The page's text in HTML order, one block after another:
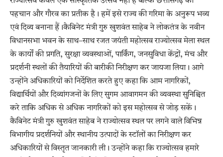
पहचान और गौरव का प्रतीक है। हमें इसे राज्य की गरिमा के अनुरूप भव्य
एवं दिव्य बनाना हैं।कैबिनेट मंत्री गुरु खुशवंत साहेब ने लोकतंत्र के नवीन
विधानसभा भवन के साथ–साथ रजत जयंती महोत्सव राज्योत्सव मेला स्थल
के कार्यों की प्रगति, सुरक्षा व्यवस्थाओं, पार्किंग, जनसुविधा केंद्रों, मंच और
प्रदर्शनी स्थलों की तैयारियों की बारीकी निरीक्षण कर जायजा लिया। आगे
उन्होंने अधिकारियों को निर्देशित करते हुए कहा कि आम नागरिकों,
विद्यार्थियों और दिव्यांगजनों के लिए सुगम आवागमन की व्यवस्था सुनिश्चित
करे ताकि अधिक से अधिक नागरिकों को इस महोत्सव से जोड़ सकें।
कैबिनेट मंत्री गुरु खुशवंत साहेब ने राज्योत्सव स्थल पर लगने वाले विभिन्न
विभागीय प्रदर्शनियों और स्थानीय उत्पादों के स्टॉलों का निरीक्षण कर
अधिकारियों से विस्तृत जानकारी ली। उन्होंने कहा कि राज्योत्सव हमारे